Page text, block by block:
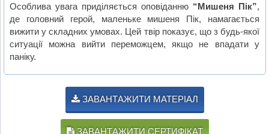
Особлива увага приділяється оповіданню “Мишеня Пік”,
де головний герой, маленьке мишеня Пік, намагається
вижити у складних умовах. Цей твір показує, що з будь-якої
ситуації можна вийти переможцем, якщо не впадати у
паніку.
ЗАВАНТАЖИТИ МАТЕРІАЛ
ЗАВАНТАЖИТИ СЕРТИФІКАТ